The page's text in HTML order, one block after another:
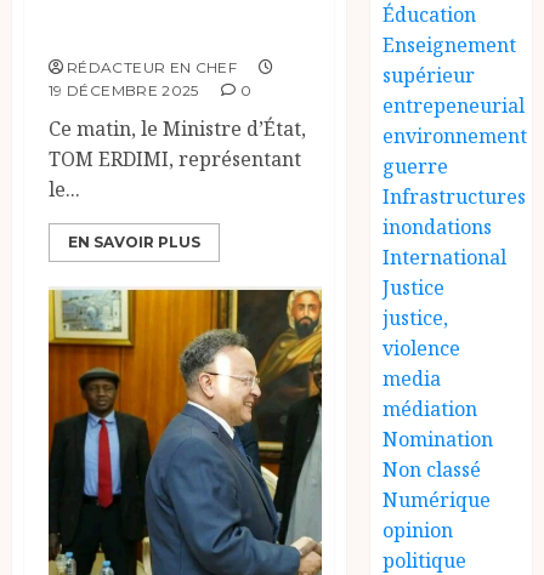
RÉDACTEUR EN CHEF
19 DÉCEMBRE 2025
0
Ce matin, le Ministre d’État,
TOM ERDIMI, représentant
le...
EN SAVOIR PLUS
Éducation
Enseignement
supérieur
entrepeneurial
environnement
guerre
Infrastructures
inondations
International
Justice
justice,
violence
media
médiation
Nomination
Non classé
Numérique
opinion
politique